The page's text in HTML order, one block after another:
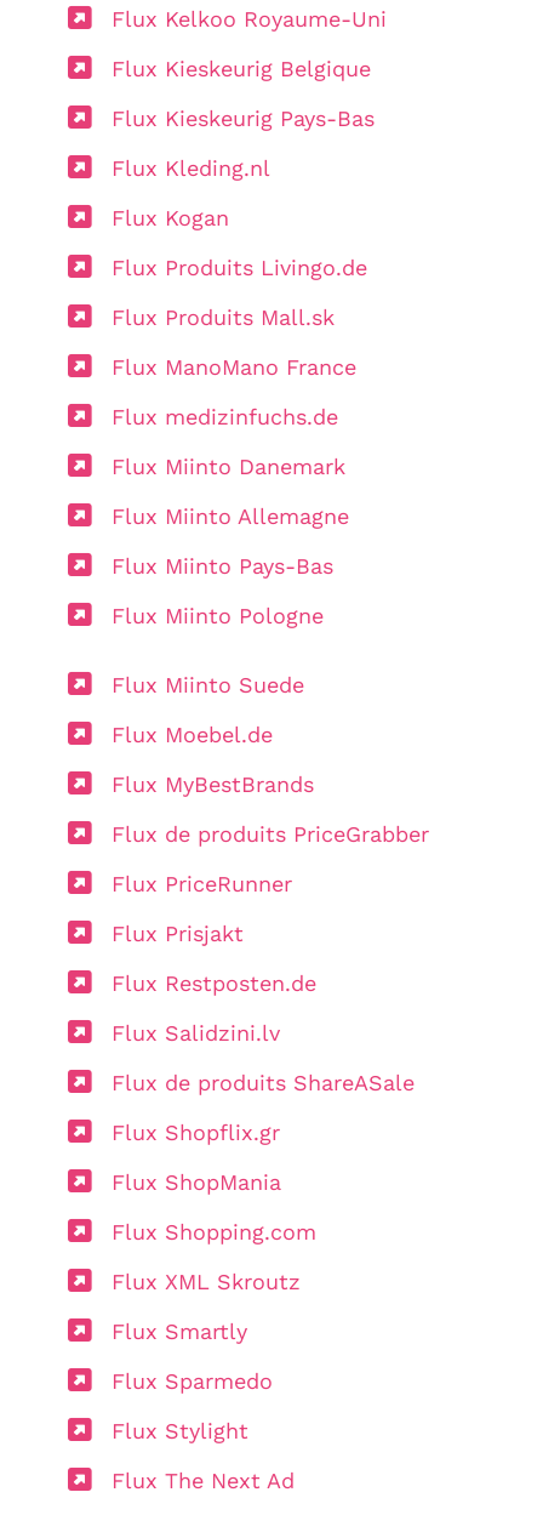
Flux Kelkoo Royaume-Uni
Flux Kieskeurig Belgique
Flux Kieskeurig Pays-Bas
Flux Kleding.nl
Flux Kogan
Flux Produits Livingo.de
Flux Produits Mall.sk
Flux ManoMano France
Flux medizinfuchs.de
Flux Miinto Danemark
Flux Miinto Allemagne
Flux Miinto Pays-Bas
Flux Miinto Pologne
Flux Miinto Suede
Flux Moebel.de
Flux MyBestBrands
Flux de produits PriceGrabber
Flux PriceRunner
Flux Prisjakt
Flux Restposten.de
Flux Salidzini.lv
Flux de produits ShareASale
Flux Shopflix.gr
Flux ShopMania
Flux Shopping.com
Flux XML Skroutz
Flux Smartly
Flux Sparmedo
Flux Stylight
Flux The Next Ad